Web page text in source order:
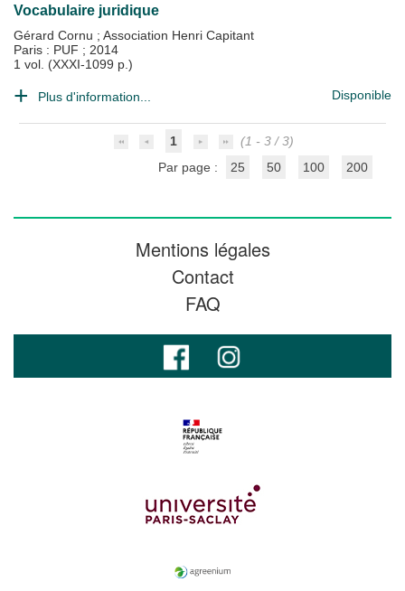
Vocabulaire juridique
Gérard Cornu ; Association Henri Capitant
Paris : PUF ; 2014
1 vol. (XXXI-1099 p.)
Plus d'information... Disponible
1
(1 - 3 / 3)
Par page :
25 50 100 200
Mentions légales
Contact
FAQ